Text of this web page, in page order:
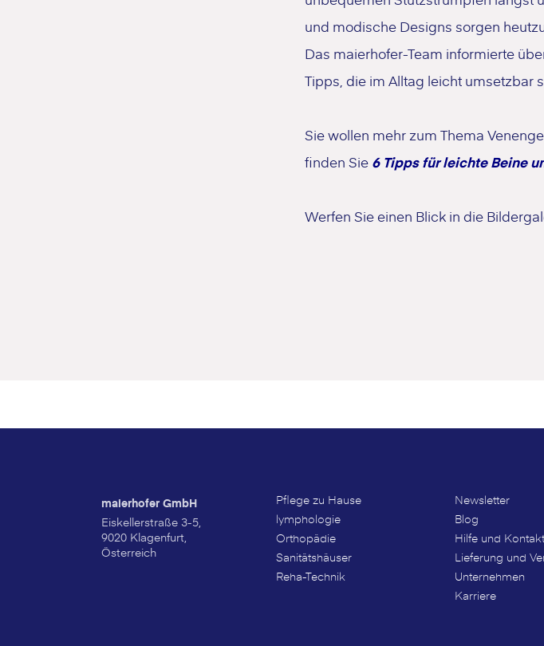
und modische Designs sorgen
Das maierhofer-Team informierte
Tipps, die im Alltag leicht umsetzbar
Sie wollen mehr zum Thema
finden Sie 6 Tipps für leichte Beine
Werfen Sie einen Blick in die
maierhofer GmbH
Eiskellerstraße 3-5,
9020 Klagenfurt,
Österreich
Pflege zu Hause
lymphologie
Orthopädie
Sanitätshäuser
Reha-Technik
Newsletter
Blog
Hilfe und Kontakt
Lieferung und
Unternehmen
Karriere